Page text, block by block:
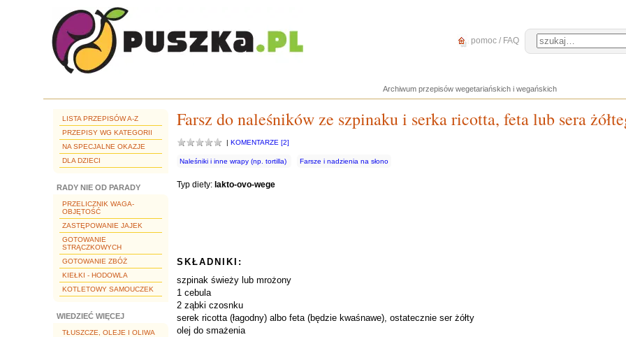
pomoc / FAQ
Archiwum przepisów wegetariańskich i wegańskich
LISTA PRZEPISÓW A-Z
PRZEPISY WG KATEGORII
NA SPECJALNE OKAZJE
DLA DZIECI
RADY NIE OD PARADY
PRZELICZNIK WAGA-
OBJĘTOŚĆ
ZASTĘPOWANIE JAJEK
GOTOWANIE
STRĄCZKOWYCH
GOTOWANIE ZBÓŻ
KIEŁKI - HODOWLA
KOTLETOWY SAMOUCZEK
WIEDZIEĆ WIĘCEJ
TŁUSZCZE, OLEJE I OLIWA
Farsz do naleśników ze szpinaku i serka ricotta, feta lub sera
| KOMENTARZE [2]
Naleśniki i inne wrapy (np. tortilla) Farsze i nadzienia na słono
Typ diety: lakto-ovo-wege
SKŁADNIKI:
szpinak świeży lub mrożony
1 cebula
2 ząbki czosnku
serek ricotta (łagodny) albo feta (będzie kwaśnawe), ostatecznie ser żółty
olej do smażenia